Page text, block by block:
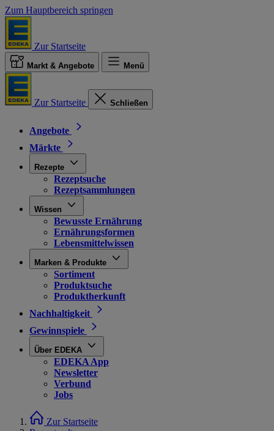
Zum Hauptbereich springen
Zur Startseite
Markt & Angebote Menü
Zur Startseite Schließen
Angebote
Märkte
Rezepte
Rezeptsuche
Rezeptsammlungen
Wissen
Bewusste Ernährung
Ernährungsformen
Lebensmittelwissen
Marken & Produkte
Sortiment
Produktsuche
Produktherkunft
Nachhaltigkeit
Gewinnspiele
Über EDEKA
EDEKA App
Newsletter
Verbund
Jobs
Zur Startseite